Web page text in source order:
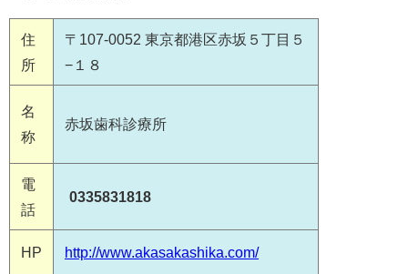
住
所
〒107-0052 東京都港区赤坂５丁目５
−１８
名
称
赤坂歯科診療所
電
話
0335831818
HP http://www.akasakashika.com/